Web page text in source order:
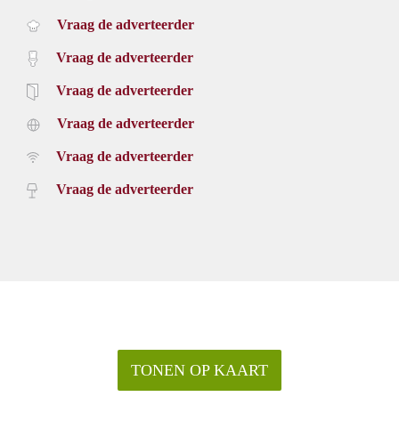
Vraag de adverteerder
Vraag de adverteerder
Vraag de adverteerder
Vraag de adverteerder
Vraag de adverteerder
Vraag de adverteerder
TONEN OP KAART